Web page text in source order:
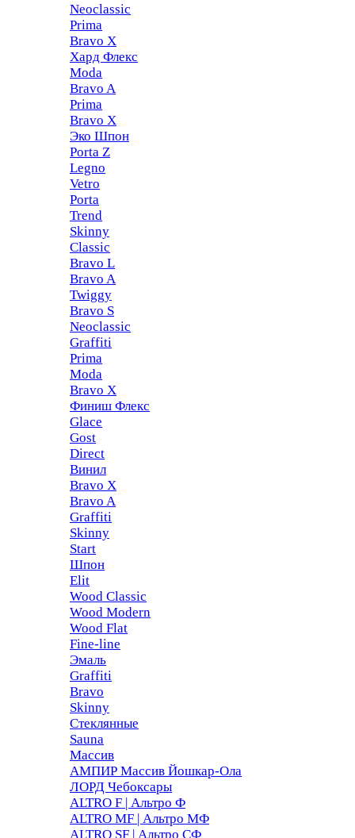
Neoclassic
Prima
Bravo X
Хард Флекс
Moda
Bravo A
Prima
Bravo X
Эко Шпон
Porta Z
Legno
Vetro
Porta
Trend
Skinny
Classic
Bravo L
Bravo A
Twiggy
Bravo S
Neoclassic
Graffiti
Prima
Moda
Bravo X
Финиш Флекс
Glace
Gost
Direct
Винил
Bravo X
Bravo A
Graffiti
Skinny
Start
Шпон
Elit
Wood Classic
Wood Modern
Wood Flat
Fine-line
Эмаль
Graffiti
Bravo
Skinny
Стеклянные
Sauna
Массив
АМПИР Массив Йошкар-Ола
ЛОРД Чебоксары
ALTRO F | Альтро Ф
ALTRO MF | Альтро МФ
ALTRO SF | Альтро СФ